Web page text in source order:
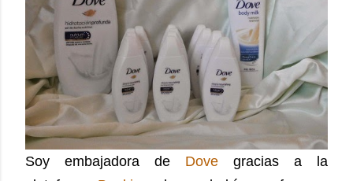
Soy embajadora de Dove gracias a la